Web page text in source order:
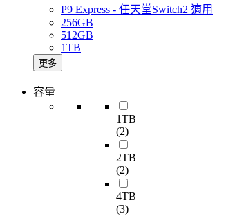
P9 Express - 任天堂Switch2 適用
256GB
512GB
1TB
更多
容量
1TB
(2)
2TB
(2)
4TB
(3)